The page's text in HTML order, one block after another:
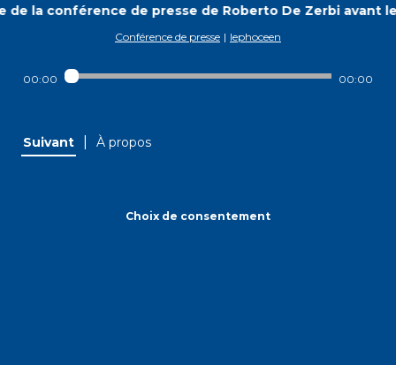
de la conférence de presse de Roberto De Zerbi avant
Conférence de presse | lephoceen
00:00 00:00
Suivant À propos
Choix de consentement